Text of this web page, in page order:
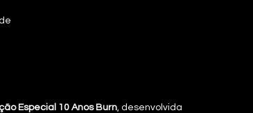
Especial 10 Anos Burn, desenvolvida